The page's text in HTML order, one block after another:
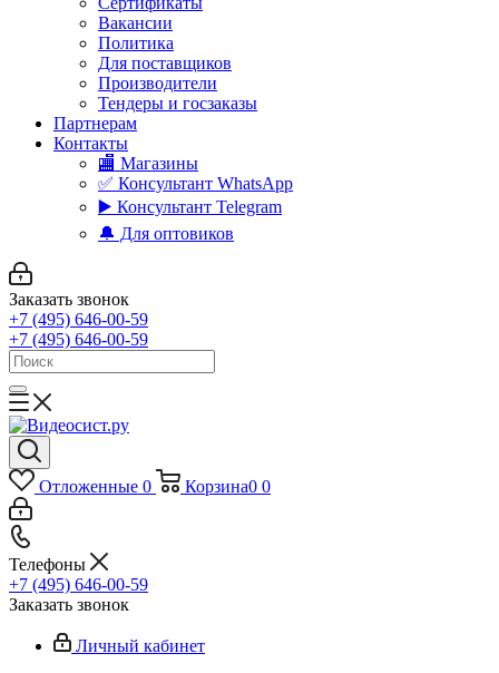
Вакансии
Политика
Для поставщиков
Производители
Тендеры и госзаказы
Партнерам
Контакты
🏬 Магазины
✅️ Консультант WhatsApp
▶️ Консультант Telegram
🔔 Для оптовиков
Заказать звонок
+7 (495) 646-00-59
+7 (495) 646-00-59
Отложенные 0 Корзина0 0
Телефоны
+7 (495) 646-00-59
Заказать звонок
Личный кабинет